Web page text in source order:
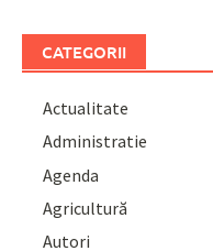
CATEGORII
Actualitate
Administratie
Agenda
Agricultură
Autori